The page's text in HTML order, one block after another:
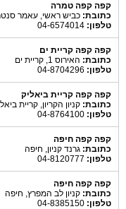
קפה קפה טמרה
כתובת: כביש ראשי, עאמר
טלפון:
קפה קפה קריית ים
כתובת: האירוס 1, קריית ים
טלפון:
קפה קפה קריית ביאליק
כתובת: קניון הקריון, קריית
טלפון:
קפה קפה חיפה
כתובת: גרנד קניון, חיפה
טלפון:
קפה קפה חיפה
כתובת: קניון לב המפרץ, חיפה
טלפון: